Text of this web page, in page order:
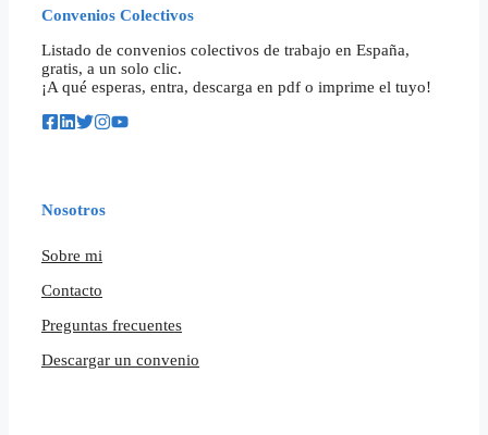
Convenios Colectivos
Listado de convenios colectivos de trabajo en España,
gratis, a un solo clic.
¡A qué esperas, entra, descarga en pdf o imprime el tuyo!
Nosotros
Sobre mi
Contacto
Preguntas frecuentes
Descargar un convenio